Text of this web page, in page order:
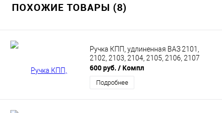
ПОХОЖИЕ ТОВАРЫ (8)
Ручка КПП, удлиненная ВАЗ 2101,
2102, 2103, 2104, 2105, 2106, 2107
600 руб. / Компл
Подробнее